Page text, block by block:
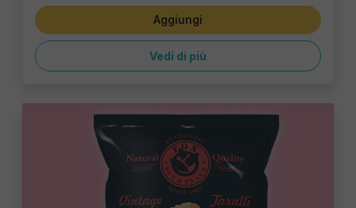
Aggiungi
Vedi di più